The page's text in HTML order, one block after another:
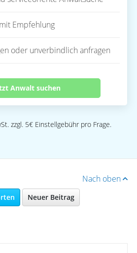
mit Empfehlung
oder unverbindlich anfragen
Anwalt suchen
zzgl. 5€ Einstellgebühr pro Frage.
Nach oben
Neuer Beitrag